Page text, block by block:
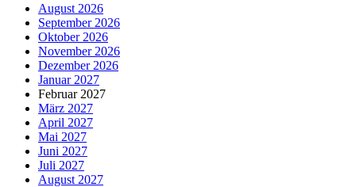
August 2026
September 2026
Oktober 2026
November 2026
Dezember 2026
Januar 2027
Februar 2027
März 2027
April 2027
Mai 2027
Juni 2027
Juli 2027
August 2027